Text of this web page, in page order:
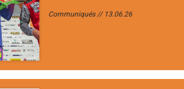
Communiqués 13.06.26